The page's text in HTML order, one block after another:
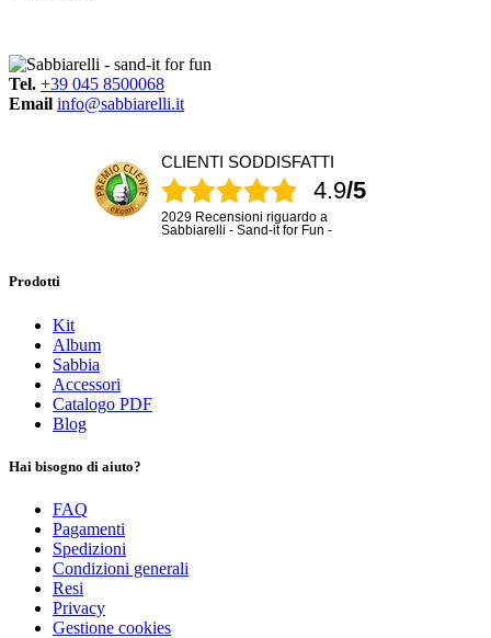
Tel. +39 045 8500068
Email info@sabbiarelli.it
CLIENTI SODDISFATTI
4.9/5
2029 Recensioni riguardo a
Sabbiarelli - Sand-it for Fun -
Prodotti
Kit
Album
Sabbia
Accessori
Catalogo PDF
Blog
Hai bisogno di aiuto?
FAQ
Pagamenti
Spedizioni
Condizioni generali
Resi
Privacy
Gestione cookies